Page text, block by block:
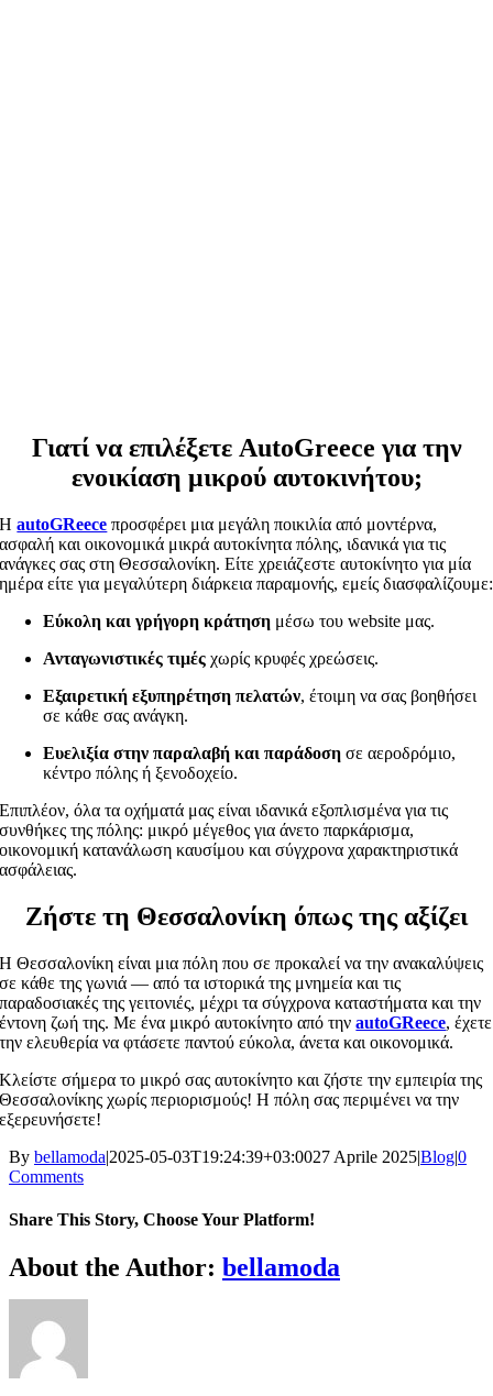
Γιατί να επιλέξετε AutoGreece για την
ενοικίαση μικρού αυτοκινήτου;
ΗautoGReece προσφέρει μια μεγάλη ποικιλία από μοντέρνα,
ασφαλή και οικονομικά μικρά αυτοκίνητα πόλης, ιδανικά για τις
ανάγκες σας στη Θεσσαλονίκη. Είτε χρειάζεστε αυτοκίνητο για μία
ημέρα είτε για μεγαλύτερη διάρκεια παραμονής, εμείς διασφαλίζουμε:
Εύκολη και γρήγορη κράτηση μέσω του website μας.
Ανταγωνιστικές τιμές χωρίς κρυφές χρεώσεις.
Εξαιρετική εξυπηρέτηση πελατών, έτοιμη να σας βοηθήσει
σε κάθε σας ανάγκη.
Ευελιξία στην παραλαβή και παράδοση σε αεροδρόμιο,
κέντρο πόλης ή ξενοδοχείο.
Επιπλέον, όλα τα οχήματά μας είναι ιδανικά εξοπλισμένα για τις
συνθήκες της πόλης: μικρό μέγεθος για άνετο παρκάρισμα,
οικονομική κατανάλωση καυσίμου και σύγχρονα χαρακτηριστικά
ασφάλειας.
Ζήστε τη Θεσσαλονίκη όπως της αξίζει
Η Θεσσαλονίκη είναι μια πόλη που σε προκαλεί να την ανακαλύψεις
σε κάθε της γωνιά — από τα ιστορικά της μνημεία και τις
παραδοσιακές της γειτονιές, μέχρι τα σύγχρονα καταστήματα και την
έντονη ζωή της. Με ένα μικρό αυτοκίνητο από τηνautoGReece, έχετε
την ελευθερία να φτάσετε παντού εύκολα, άνετα και οικονομικά.
Κλείστε σήμερα το μικρό σας αυτοκίνητο και ζήστε την εμπειρία της
Θεσσαλονίκης χωρίς περιορισμούς! Η πόλη σας περιμένει να την
εξερευνήσετε!
By bellamoda|2025-05-03T19:24:39+03:0027 Aprile 2025|Blog|0
Comments
Share This Story, Choose Your Platform!
Facebook
X
Reddit
LinkedIn
WhatsApp
Tumblr
Pinterest
Vk
Xing
Email
About the Author: bellamoda